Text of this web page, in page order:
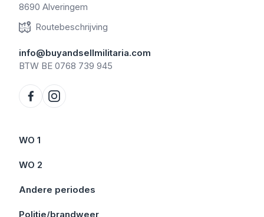
8690 Alveringem
Routebeschrijving
info@buyandsellmilitaria.com
BTW BE 0768 739 945
WO 1
WO 2
Andere periodes
Politie/brandweer